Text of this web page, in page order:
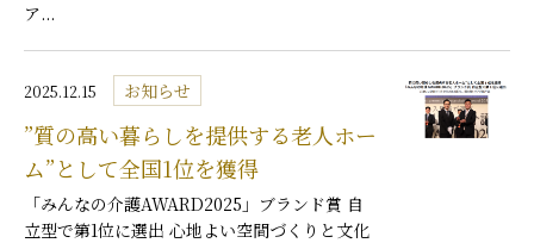
ア...
2025.12.15 お知らせ
”質の高い暮らしを提供する老人ホー
ム”として全国1位を獲得
「みんなの介護AWARD2025」ブランド賞 自
立型で第1位に選出 心地よい空間づくりと文化